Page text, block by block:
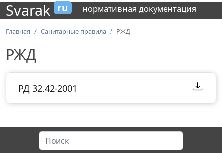
Svarak ru нормативная документация
Главная Санитарные правила РЖД
РЖД
РД 32.42-2001